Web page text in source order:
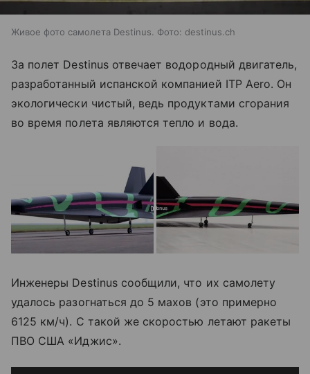
Живое фото самолета Destinus. Фото: destinus.ch
За полет Destinus отвечает водородный двигатель,
разработанный испанской компанией ITP Aero. Он
экологически чистый, ведь продуктами сгорания
во время полета являются тепло и вода.
Инженеры Destinus сообщили, что их самолету
удалось разогнаться до 5 махов (это примерно
6125 км/ч). С такой же скоростью летают ракеты
ПВО США «Иджис».